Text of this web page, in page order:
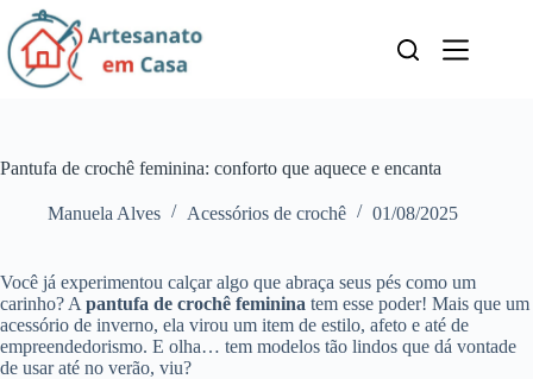
Pular
para
o
conteúdo
Pantufa de crochê feminina: conforto que aquece e encanta
Manuela Alves Acessórios de crochê 01/08/2025
Você já experimentou calçar algo que abraça seus pés como um
carinho? A pantufa de crochê feminina tem esse poder! Mais que um
acessório de inverno, ela virou um item de estilo, afeto e até de
empreendedorismo. E olha… tem modelos tão lindos que dá vontade
de usar até no verão, viu?